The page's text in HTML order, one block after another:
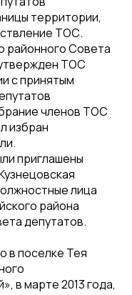
территории,
ТОС.
районного Совета
ТОС
с принятым
членов ТОС
избран
приглашены
лица
района
депутатов.
в поселке Тея
в марте 2013 года,